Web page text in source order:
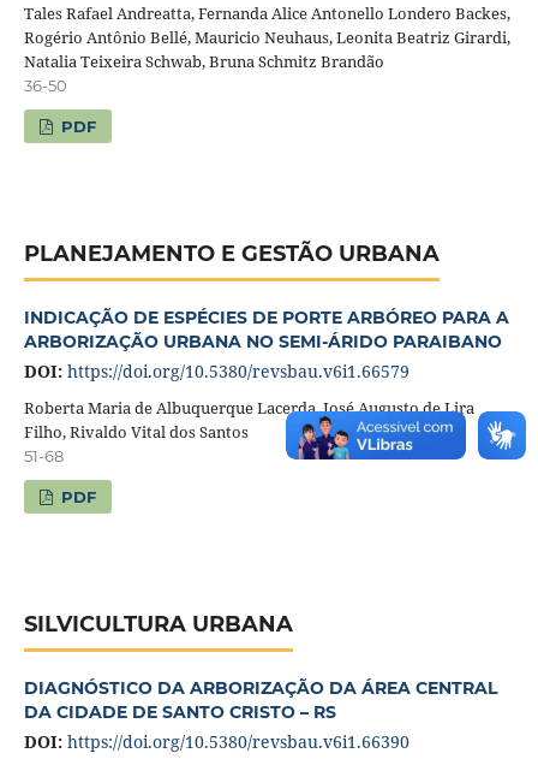
Tales Rafael Andreatta, Fernanda Alice Antonello Londero Backes,
Rogério Antônio Bellé, Mauricio Neuhaus, Leonita Beatriz Girardi,
Natalia Teixeira Schwab, Bruna Schmitz Brandão
36-50
PDF
PLANEJAMENTO E GESTÃO URBANA
INDICAÇÃO DE ESPÉCIES DE PORTE ARBÓREO PARA A
ARBORIZAÇÃO URBANA NO SEMI-ÁRIDO PARAIBANO
DOI: https://doi.org/10.5380/revsbau.v6i1.66579
Roberta Maria de Albuquerque Lacerda, José Augusto de Lira
Filho, Rivaldo Vital dos Santos
51-68
PDF
SILVICULTURA URBANA
DIAGNÓSTICO DA ARBORIZAÇÃO DA ÁREA CENTRAL
DA CIDADE DE SANTO CRISTO – RS
DOI: https://doi.org/10.5380/revsbau.v6i1.66390